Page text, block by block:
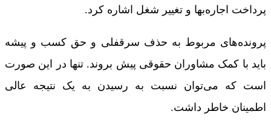
پرداخت اجاره‌بها و تغییر شغل اشاره کرد.
پرونده‌های مربوط به حذف سرقفلی و حق کسب و پیشه
باید با کمک مشاوران حقوقی پیش بروند. تنها در این صورت
است که می‌توان نسبت به رسیدن به یک نتیجه عالی
اطمینان خاطر داشت.